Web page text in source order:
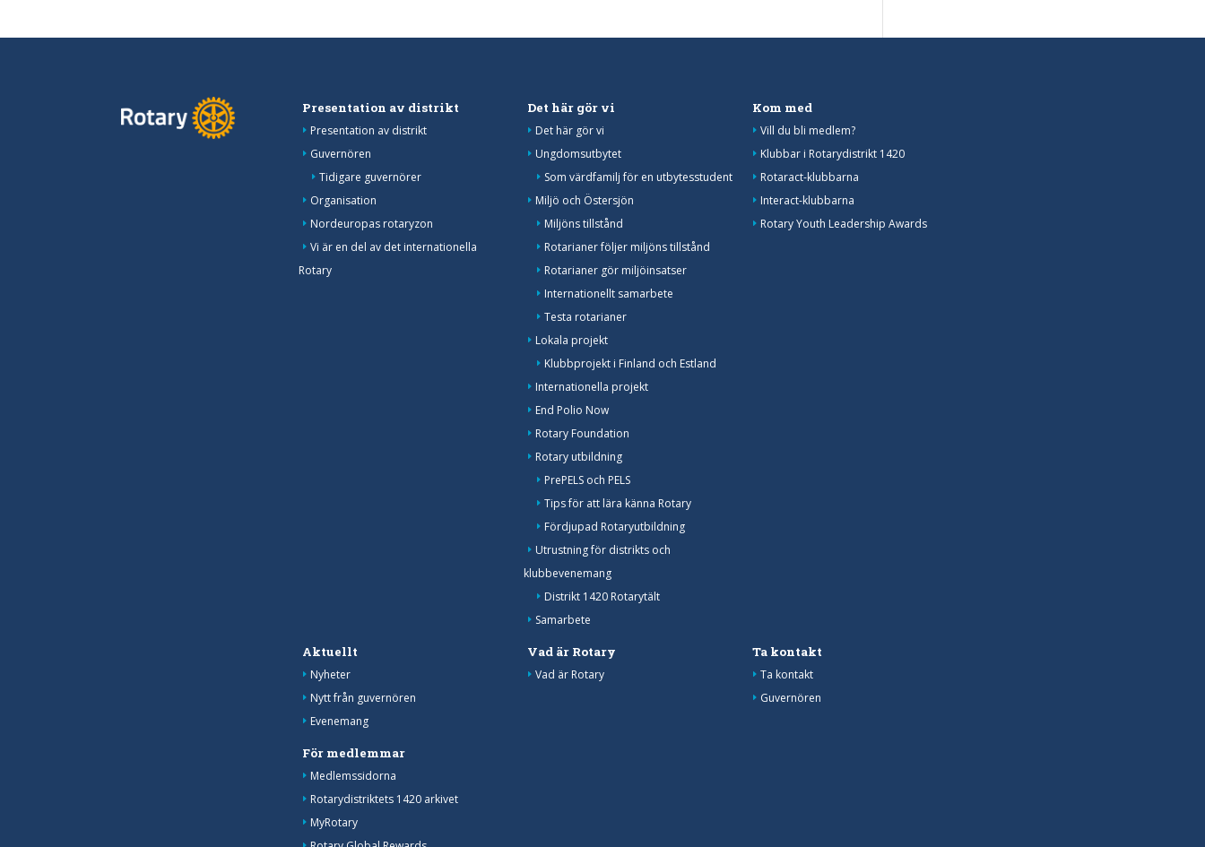
Presentation av distrikt
Presentation av distrikt
Guvernören
Tidigare guvernörer
Organisation
Nordeuropas rotaryzon
Vi är en del av det internationella
Rotary
Det här gör vi
Det här gör vi
Ungdomsutbytet
Som värdfamilj för en utbytesstudent
Miljö och Östersjön
Miljöns tillstånd
Rotarianer följer miljöns tillstånd
Rotarianer gör miljöinsatser
Internationellt samarbete
Testa rotarianer
Lokala projekt
Klubbprojekt i Finland och Estland
Internationella projekt
End Polio Now
Rotary Foundation
Rotary utbildning
PrePELS och PELS
Tips för att lära känna Rotary
Fördjupad Rotaryutbildning
Utrustning för distrikts och
klubbevenemang
Distrikt 1420 Rotarytält
Samarbete
Kom med
Vill du bli medlem?
Klubbar i Rotarydistrikt 1420
Rotaract-klubbarna
Interact-klubbarna
Rotary Youth Leadership Awards
Aktuellt
Nyheter
Nytt från guvernören
Evenemang
Vad är Rotary
Vad är Rotary
Ta kontakt
Ta kontakt
Guvernören
För medlemmar
Medlemssidorna
Rotarydistriktets 1420 arkivet
MyRotary